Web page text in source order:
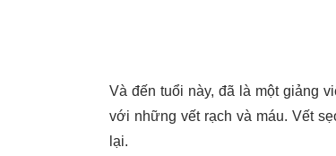
Và đến tuổi này, đã là một giảng
với những vết rạch và máu. Vết
lại.